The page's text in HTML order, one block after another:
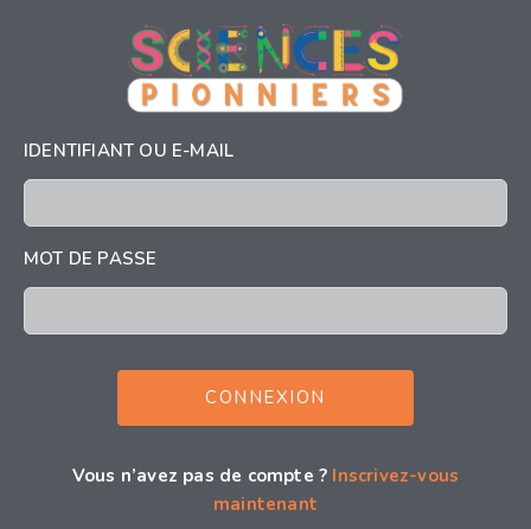
IDENTIFIANT OU E-MAIL
MOT DE PASSE
Vous n’avez pas de compte ? Inscrivez-vous
maintenant